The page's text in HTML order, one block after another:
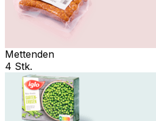
Mettenden
4 Stk.